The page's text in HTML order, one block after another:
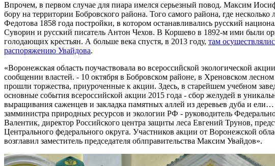
Впрочем, в первом случае для пиара имелся серьезный повод. Максим
бору на территории Бобровского района. Того самого района, где
Федотова 1858 года постройки, в котором останавливались русский
Суворин и русский писатель Антон Чехов. В Коршево в 1892-м ими были
голодающих крестьян. А больше века спустя, в 2013 году, там
распоряжению Увайдова.
«Воронежская область поучаствовала во всероссийской экологической
сообщении властей. - 10 октября в Бобровском районе, в Хреновском
прошли торжества, приуроченные к акции. Здесь, в старейшем учебном
основные события всероссийской акции 2015 года - сбор желудей в
выращивания саженцев и закладка памятных аллей из деревьев дуба и
замминистра природных ресурсов и экологии РФ - руководитель
Валентик, директор Российского центра защиты леса Евгений Трунов,
Центрального федерального округа. Участников акции от Воронежской
возглавил заместитель председателя облправительства Максим Увайдов».